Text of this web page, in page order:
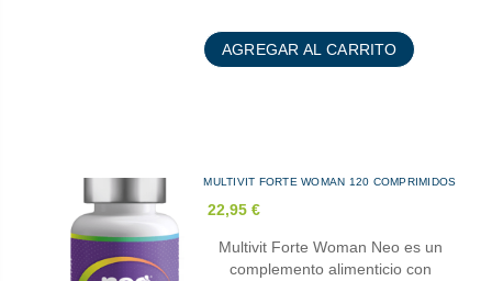
AGREGAR AL CARRITO
MULTIVIT FORTE WOMAN 120 COMPRIMIDOS
22,95 €
Multivit Forte Woman Neo es un
complemento alimenticio con